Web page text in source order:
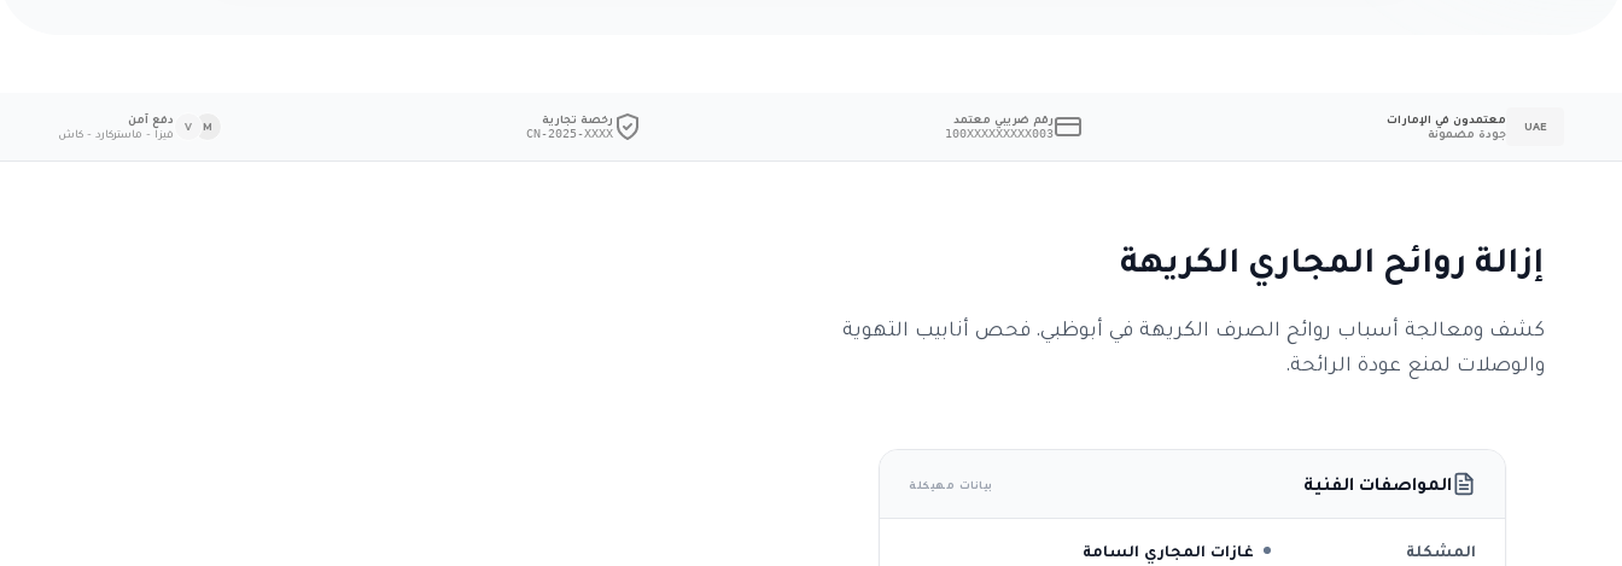
UAE
معتمدون في الإمارات
جودة مضمونة
رقم ضريبي معتمد
100XXXXXXXXX003
رخصة تجارية
CN-2025-XXXX
M
V
دفع آمن
فيزا - ماستركارد - كاش
إزالة روائح المجاري الكريهة
كشف ومعالجة أسباب روائح الصرف الكريهة في أبوظبي. فحص أنابيب التهوية
والوصلات لمنع عودة الرائحة.
المواصفات الفنية بيانات مهيكلة
المشكلة غازات المجاري السامة